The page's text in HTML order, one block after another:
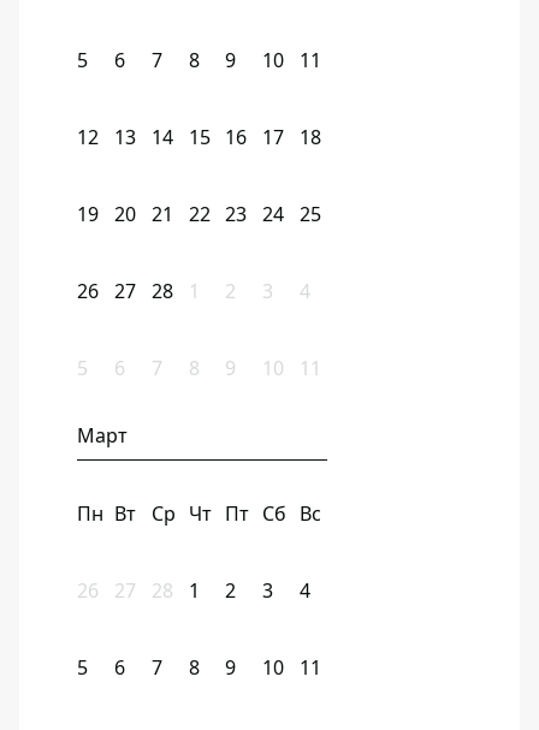
5 6 7 8 9 10 11
12 13 14 15 16 17 18
19 20 21 22 23 24 25
26 27 28 1 2 3 4
5 6 7 8 9 10 11
Март
Пн Вт Ср Чт Пт Сб Вс
26 27 28 1 2 3 4
5 6 7 8 9 10 11